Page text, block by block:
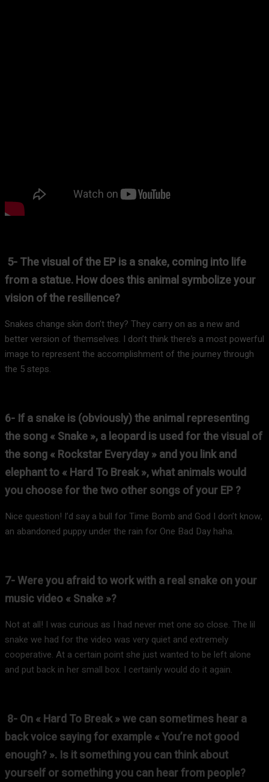
5- The visual of the EP is a snake, coming into life
from a statue. How does this animal symbolize your
vision of the resilience?
Snakes change skin don’t they? They carry on as a new and
better version of themselves. I don’t think there’s a most powerful
image to represent the accomplishment of the journey through
the 5 steps.
6- If a snake is (obviously) the animal representing
the song « Snake », a leopard is used for the visual of
the song « Rockstar Everyday » and you link and
elephant to « Hard To Break », what animals would
you choose for the two other songs of your EP ?
Nice question! I’d say a bull for Time Bomb and God I don’t know,
an abandoned puppy under the rain for One Bad Day haha.
7- Were you afraid to work with a real snake on your
music video « Snake »?
Not at all! I was curious as I had never met one so close. The lil
snake we had for the video was very quiet and extremely
cooperative. At a certain point she just wanted to be left alone
and put back in her small box. I certainly would do it again.
8- On « Hard To Break » we can sometimes hear a
back voice saying for example « You’re not good
enough? ». Is it something you can think about
yourself or something you can hear from people?